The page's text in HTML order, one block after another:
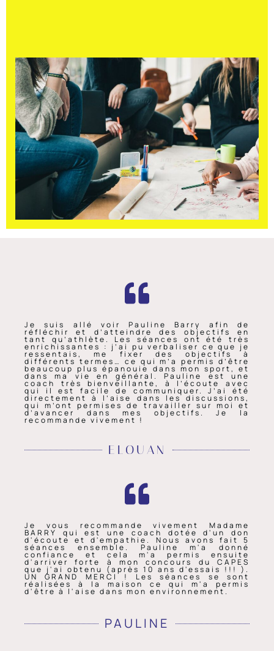
Je suis allé voir Pauline Barry afin de
réfléchir et d’atteindre des objectifs en
tant qu’athlète. Les séances ont été très
enrichissantes : j’ai pu verbaliser ce que je
ressentais, me fixer des objectifs à
différents termes… ce qui m’a permis d’être
beaucoup plus épanouie dans mon sport, et
dans ma vie en général. Pauline est une
coach très bienveillante, à l’écoute avec
qui il est facile de communiquer. J’ai été
directement à l’aise dans les discussions,
qui m’ont permises de travailler sur moi et
d’avancer dans mes objectifs. Je la
recommande vivement !
ELOUAN
Je vous recommande vivement Madame
BARRY qui est une coach dotée d'un don
d'écoute et d'empathie. Nous avons fait 5
séances ensemble. Pauline m'a donné
confiance et cela m'a permis ensuite
d'arriver forte à mon concours du CAPES
que j'ai obtenu (après 10 ans d'essais !!! ).
UN GRAND MERCI ! Les séances se sont
réalisées à la maison ce qui m'a permis
d'être à l'aise dans mon environnement.
PAULINE